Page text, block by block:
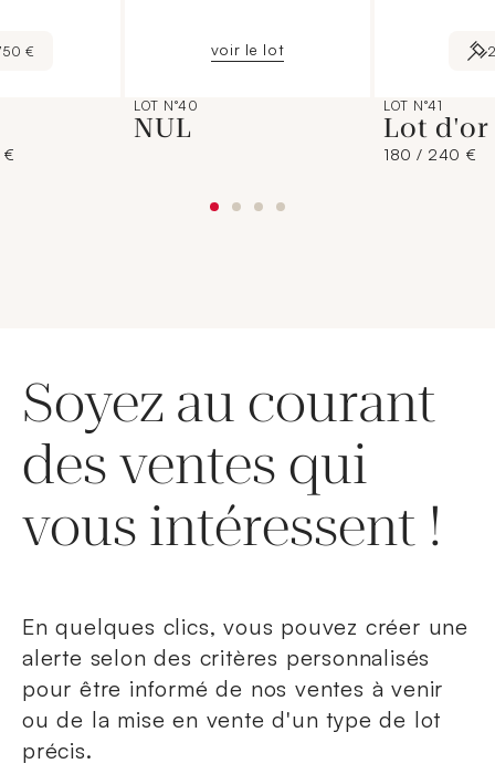
€ voir le lot
LOT N°40
NUL
LOT N°41
Lot d'or
180 / 240 €
Soyez au courant
des ventes qui
vous intéressent !
En quelques clics, vous pouvez créer une
alerte selon des critères personnalisés
pour être informé de nos ventes à venir
ou de la mise en vente d'un type de lot
précis.